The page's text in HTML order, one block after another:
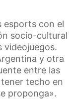
esports con el
socio-cultural
videojuegos.
y otra
entre las
techo en
proponga».